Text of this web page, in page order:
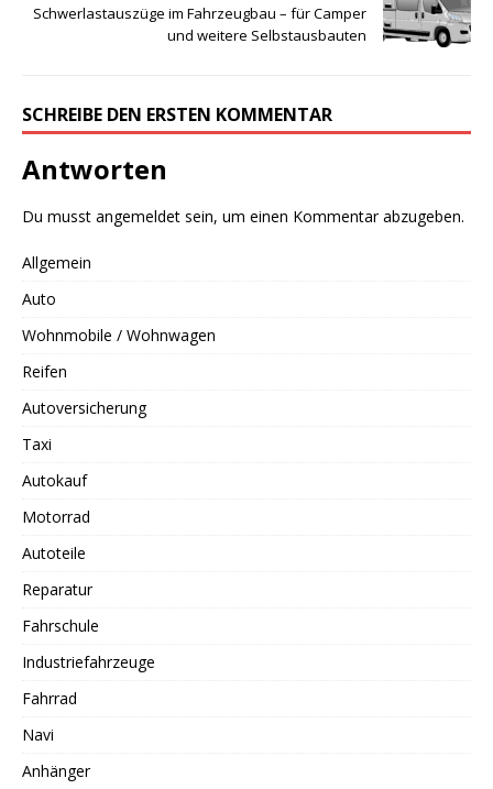
Schwerlastauszüge im Fahrzeugbau – für Camper
und weitere Selbstausbauten
SCHREIBE DEN ERSTEN KOMMENTAR
Antworten
Du musst angemeldet sein, um einen Kommentar abzugeben.
Allgemein
Auto
Wohnmobile / Wohnwagen
Reifen
Autoversicherung
Taxi
Autokauf
Motorrad
Autoteile
Reparatur
Fahrschule
Industriefahrzeuge
Fahrrad
Navi
Anhänger